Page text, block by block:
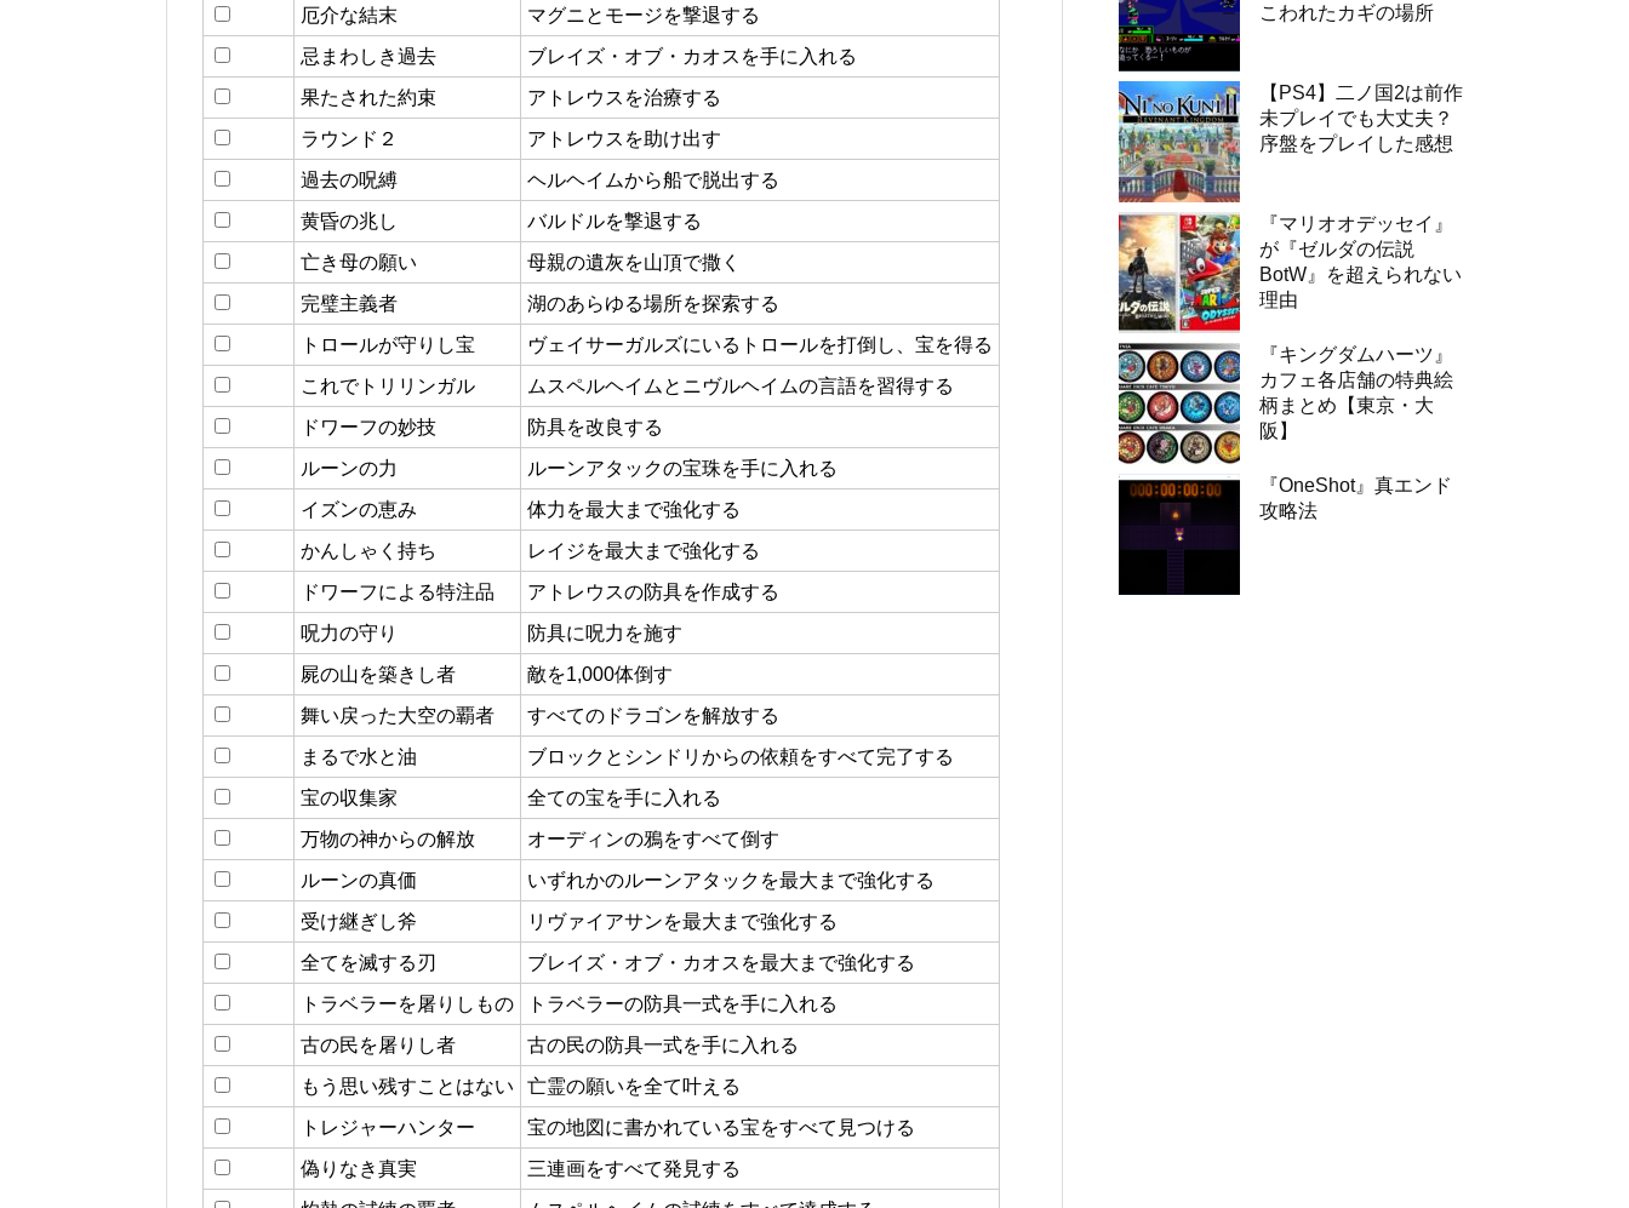
厄介な結末
マグニとモージを撃退する
忌まわしき過去
ブレイズ・オブ・カオスを手に入れる
果たされた約束
アトレウスを治療する
ラウンド２
アトレウスを助け出す
過去の呪縛
ヘルヘイムから船で脱出する
黄昏の兆し
バルドルを撃退する
亡き母の願い
母親の遺灰を山頂で撒く
完璧主義者
湖のあらゆる場所を探索する
トロールが守りし宝
ヴェイサーガルズにいるトロールを打倒し、宝を得る
これでトリリンガル
ムスペルヘイムとニヴルヘイムの言語を習得する
ドワーフの妙技
防具を改良する
ルーンの力
ルーンアタックの宝珠を手に入れる
イズンの恵み
体力を最大まで強化する
かんしゃく持ち
レイジを最大まで強化する
ドワーフによる特注品
アトレウスの防具を作成する
呪力の守り
防具に呪力を施す
屍の山を築きし者
敵を1,000体倒す
舞い戻った大空の覇者
すべてのドラゴンを解放する
まるで水と油
ブロックとシンドリからの依頼をすべて完了する
宝の収集家
全ての宝を手に入れる
万物の神からの解放
オーディンの鴉をすべて倒す
ルーンの真価
いずれかのルーンアタックを最大まで強化する
受け継ぎし斧
リヴァイアサンを最大まで強化する
全てを滅する刃
ブレイズ・オブ・カオスを最大まで強化する
トラベラーを屠りしもの
トラベラーの防具一式を手に入れる
古の民を屠りし者
古の民の防具一式を手に入れる
もう思い残すことはない
亡霊の願いを全て叶える
トレジャーハンター
宝の地図に書かれている宝をすべて見つける
偽りなき真実
三連画をすべて発見する
こわれたカギの場所
【PS4】二ノ国2は前作
未プレイでも大丈夫？
序盤をプレイした感想
『マリオオデッセイ』
が『ゼルダの伝説
BotW』を超えられない
理由
『キングダムハーツ』
カフェ各店舗の特典絵
柄まとめ【東京・大
阪】
『OneShot』真エンド
攻略法